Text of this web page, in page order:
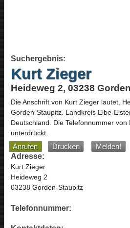
Suchergebnis:
Kurt Zieger
Heideweg 2, 03238
Die Anschrift von Kurt Ziegerlautet,
Gorden-Staupitz. Landkreis Elbe-
Deutschland. Die Telefonnummer von
unterdrückt.
Anrufen Drucken Melden!
Adresse:
Kurt Zieger
Heideweg 2
03238 Gorden-Staupitz
Telefonnummer: